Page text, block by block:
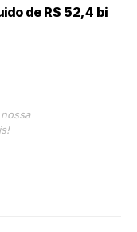
de R$ 52,4 bi